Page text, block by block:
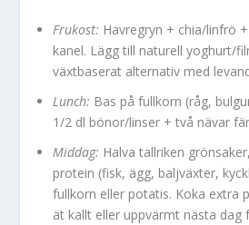
Frukost: Havregryn + chia/linfrö
kanel. Lägg till naturell yoghurt/
växtbaserat alternativ med
Lunch: Bas på fullkorn (råg,
1/2 dl bönor/linser + två nävar
Middag: Halva tallriken
protein (fisk, ägg, baljväxter,
fullkorn eller potatis. Koka extra
ät kallt eller uppvärmt nästa dag